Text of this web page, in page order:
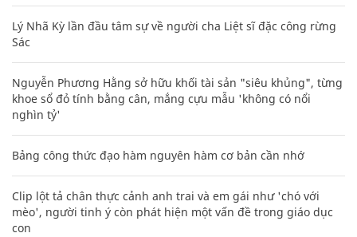
Lý Nhã Kỳ lần đầu tâm sự về người cha Liệt sĩ đặc công rừng
Sác
Nguyễn Phương Hằng sở hữu khối tài sản "siêu khủng", từng
khoe sổ đỏ tính bằng cân, mắng cựu mẫu 'không có nổi
nghìn tỷ'
Bảng công thức đạo hàm nguyên hàm cơ bản cần nhớ
Clip lột tả chân thực cảnh anh trai và em gái như 'chó với
mèo', người tinh ý còn phát hiện một vấn đề trong giáo dục
con